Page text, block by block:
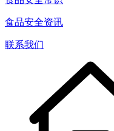
食品安全资讯
联系我们